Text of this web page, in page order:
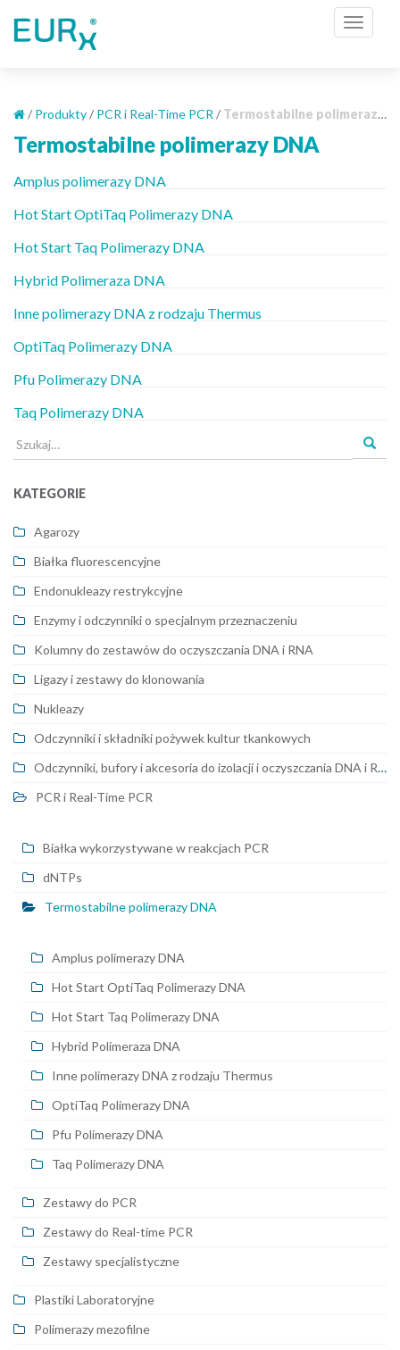
/ Produkty/ PCR i Real-Time PCR / Termostabilne polimerazy DNA
Termostabilne polimerazy DNA
Amplus polimerazy DNA
Hot Start OptiTaq Polimerazy DNA
Hot Start Taq Polimerazy DNA
Hybrid Polimeraza DNA
Inne polimerazy DNA z rodzaju Thermus
OptiTaq Polimerazy DNA
Pfu Polimerazy DNA
Taq Polimerazy DNA
Szukaj
dla:
KATEGORIE
Agarozy
Białka fluorescencyjne
Endonukleazy restrykcyjne
Enzymy i odczynniki o specjalnym przeznaczeniu
Kolumny do zestawów do oczyszczania DNA i RNA
Ligazy i zestawy do klonowania
Nukleazy
Odczynniki i składniki pożywek kultur tkankowych
Odczynniki, bufory i akcesoria do izolacji i oczyszczania DNA i RNA
PCR i Real-Time PCR
Białka wykorzystywane w reakcjach PCR
dNTPs
Termostabilne polimerazy DNA
Amplus polimerazy DNA
Hot Start OptiTaq Polimerazy DNA
Hot Start Taq Polimerazy DNA
Hybrid Polimeraza DNA
Inne polimerazy DNA z rodzaju Thermus
OptiTaq Polimerazy DNA
Pfu Polimerazy DNA
Taq Polimerazy DNA
Zestawy do PCR
Zestawy do Real-time PCR
Zestawy specjalistyczne
Plastiki Laboratoryjne
Polimerazy mezofilne